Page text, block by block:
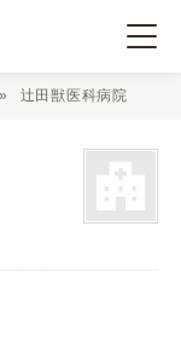
辻田獣医科病院